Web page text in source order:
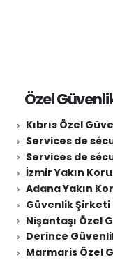
Özel
Kıbrıs Özel
Services de
Services de
İzmir Yakın
Adana Yakın
Güvenlik Şirketi
Nişantaşı Özel
Derince
Marmaris Özel